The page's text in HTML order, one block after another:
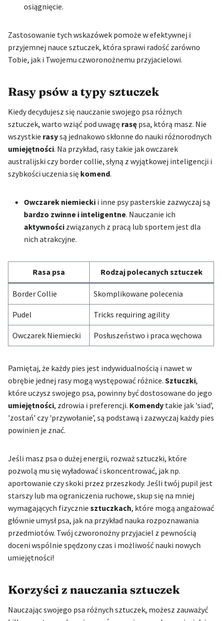
osiągnięcie.
Zastosowanie tych wskazówek pomoże w efektywnej i
przyjemnej nauce sztuczek, która sprawi radość zarówno
Tobie, jak i Twojemu czworonożnemu przyjacielowi.
Rasy psów a typy sztuczek
Kiedy decydujesz się nauczanie swojego psa różnych
sztuczek, warto wziąć pod uwagę rasę psa, którą masz. Nie
wszystkie rasysą jednakowo skłonne do nauki różnorodnych
umiejętności. Na przykład, rasy takie jak owczarek
australijski czy border collie, słyną z wyjątkowej inteligencji i
szybkości uczenia się komend.
Owczarek niemiecki i inne psy pasterskie zazwyczaj są
bardzo zwinne i inteligentne. Nauczanie ich
aktywności związanych z pracą lub sportem jest dla
nich atrakcyjne.
Rasa psa Rodzaj polecanych sztuczek
Border Collie Skomplikowane polecenia
Pudel Tricks requiring agility
Owczarek Niemiecki Posłuszeństwo i praca węchowa
Pamiętaj, że każdy pies jest indywidualnością i nawet w
obrębie jednej rasy mogą występować różnice. Sztuczki,
które uczysz swojego psa, powinny być dostosowane do jego
umiejętności, zdrowia i preferencji. Komendy takie jak 'siad’,
'zostań’ czy 'przywołanie’, są podstawą i zazwyczaj każdy pies
powinien je znać.
Jeśli masz psa o dużej energii, rozważ sztuczki, które
pozwolą mu się wyładować i skoncentrować, jak np.
aportowanie czy skoki przez przeszkody. Jeśli twój pupil jest
starszy lub ma ograniczenia ruchowe, skup się na mniej
wymagających fizycznie sztuczkach, które mogą angażować
głównie umysł psa, jak na przykład nauka rozpoznawania
przedmiotów. Twój czworonożny przyjaciel z pewnością
doceni wspólnie spędzony czas i możliwość nauki nowych
umiejętności!
Korzyści z nauczania sztuczek
Nauczając swojego psa różnych sztuczek, możesz zauważyć